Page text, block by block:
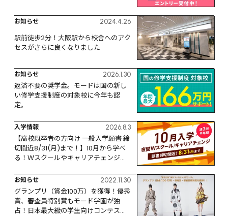
お知らせ 2024.4.26
駅前徒歩2分！大阪駅から校舎へのアク
セスがさらに良くなりました
お知らせ 2026.1.30
返済不要の奨学金。モードは国の新し
い修学支援制度の対象校に今年も認
定。
入学情報 2026.8.3
【高校既卒者の方向け 一般入学願書 締
切間近8/31(月)まで！】10月から学べ
る！Ｗスクールやキャリアチェンジな
お知らせ 2022.11.30
グランプリ（賞金100万）を獲得！優秀
賞、審査員特別賞もモード学園が独
占！日本最大級の学生向けコンテスト